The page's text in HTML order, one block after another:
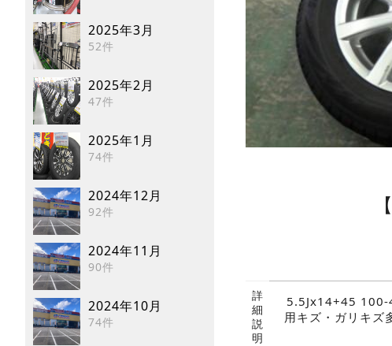
2025年3月
52件
2025年2月
47件
2025年1月
74件
2024年12月
92件
2024年11月
90件
2024年10月
74件
詳
細
説
明
5.5Jx14+45 100-
用キズ・ガリキ